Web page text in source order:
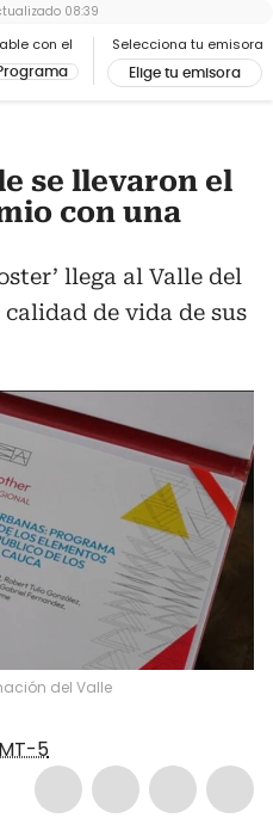
con el Selecciona tu emisora
Elige tu emisora
08:39
se llevaron el
con una
llega al Valle del
de vida de sus
del Valle
5